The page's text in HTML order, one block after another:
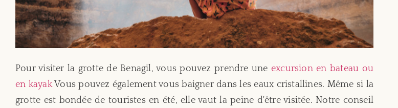
Pour visiter la grotte de Benagil, vous pouvez prendre une excursion en bateau ou
en kayakVous pouvez également vous baigner dans les eaux cristallines. Même si la
grotte est bondée de touristes en été, elle vaut la peine d'être visitée. Notre conseil